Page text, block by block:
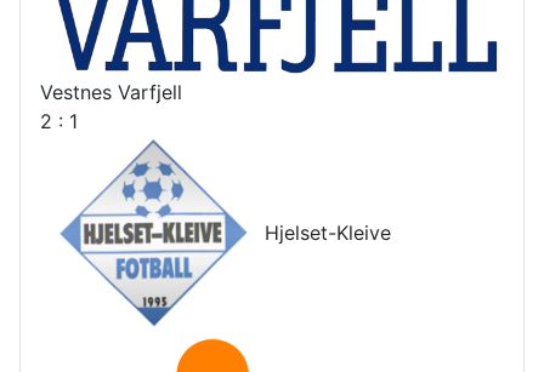
Vestnes Varfjell
2 : 1
Hjelset-Kleive